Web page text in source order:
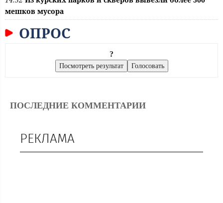
мешков мусора
ОПРОС
?
ПОСЛЕДНИЕ КОММЕНТАРИИ
РЕКЛАМА